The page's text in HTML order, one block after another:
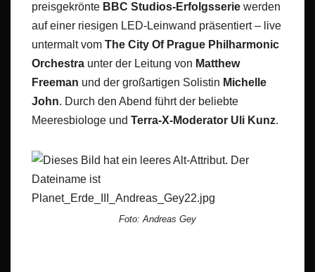
preisgekrönte BBC Studios-Erfolgsserie werden
auf einer riesigen LED-Leinwand präsentiert – live
untermalt vom The City Of Prague Philharmonic
Orchestra unter der Leitung von Matthew
Freeman und der großartigen Solistin Michelle
John. Durch den Abend führt der beliebte
Meeresbiologe und Terra-X-Moderator Uli Kunz.
Foto: Andreas Gey